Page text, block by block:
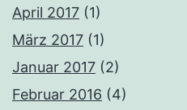
April 2017 (1)
März 2017 (1)
Januar 2017 (2)
Februar 2016 (4)